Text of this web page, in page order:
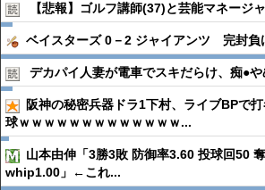
【悲報】ゴルフ講師(37)と芸能マネージ
ベイスターズ 0－2 ジャイアンツ 完封負
デカパイ人妻が電車でスキだらけ、痴●︎
阪神の秘密兵器ドラ1下村、ライブBPで
球ｗｗｗｗｗｗｗｗｗｗｗｗｗ...
山本由伸「3勝3敗 防御率3.60 投球回50
whip1.00」←これ...